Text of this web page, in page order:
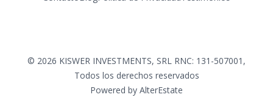
© 2026 KISWER INVESTMENTS, SRL RNC: 131-507001 ,
Todos los derechos reservados
Powered by AlterEstate